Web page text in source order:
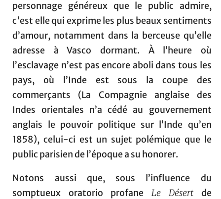
personnage généreux que le public admire,
c’est elle qui exprime les plus beaux sentiments
d’amour, notamment dans la berceuse qu’elle
adresse à Vasco dormant. À l’heure où
l’esclavage n’est pas encore aboli dans tous les
pays, où l’Inde est sous la coupe des
commerçants (La Compagnie anglaise des
Indes orientales n’a cédé au gouvernement
anglais le pouvoir politique sur l’Inde qu’en
1858), celui-ci est un sujet polémique que le
public parisien de l’époque a su honorer.
Notons aussi que, sous l’influence du
somptueux oratorio profane Le Désert de